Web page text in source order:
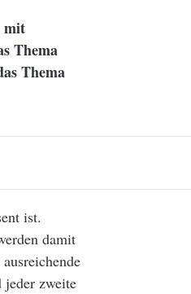
mit
Thema
Thema
ist.
damit
jeder zweite